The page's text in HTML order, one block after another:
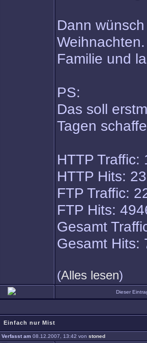
Dann
Familie und
PS:
Das soll
Tagen
HTTP Traffic:
HTTP Hits:
FTP Traffic:
FTP Hits:
Gesamt
Gesamt Hits:
(Alles lesen)
Dieser
Einfach nur Mist
Verfasst am 08.12.2007, 13:42 von stoned